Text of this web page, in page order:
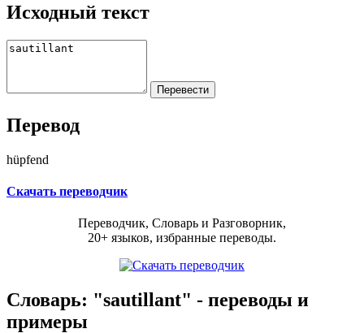
Исходный текст
Перевод
hüpfend
Скачать переводчик
Переводчик, Словарь и Разговорник,
20+ языков, избранные переводы.
Словарь: "sautillant" - переводы и
примеры